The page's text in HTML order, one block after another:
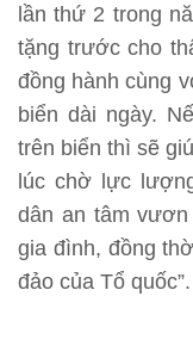
lần thứ 2 trong
tặng trước cho
đồng hành cùng
biển dài ngày.
trên biển thì sẽ
lúc chờ lực
dân an tâm
gia đình, đồng
đảo của Tổ quốc”.